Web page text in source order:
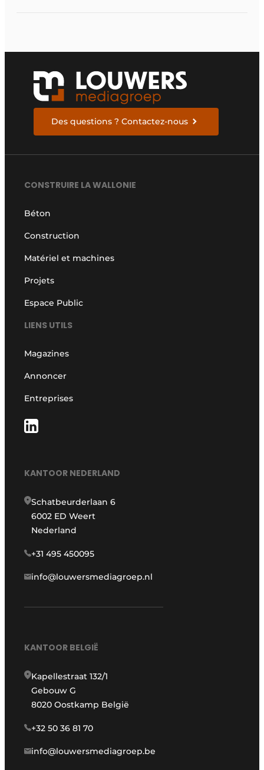
Des questions ? Contactez-nous
CONSTRUIRE LA WALLONIE
Béton
Construction
Matériel et machines
Projets
Espace Public
LIENS UTILS
Magazines
Annoncer
Entreprises
KANTOOR NEDERLAND
Schatbeurderlaan 6
6002 ED Weert
Nederland
+31 495 450095
info@louwersmediagroep.nl
KANTOOR BELGIË
Kapellestraat 132/1
Gebouw G
8020 Oostkamp België
+32 50 36 81 70
info@louwersmediagroep.be